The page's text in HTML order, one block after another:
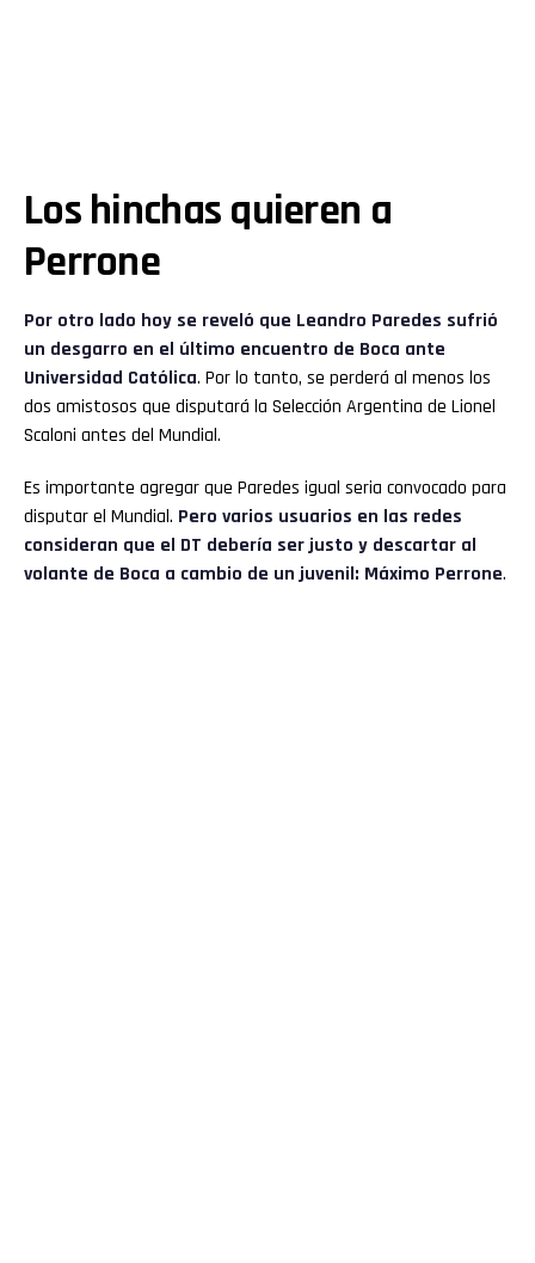
Los hinchas quieren a
Perrone
Por otro lado hoy se reveló que Leandro Paredes sufrió
un desgarro en el último encuentro de Boca ante
Universidad Católica. Por lo tanto, se perderá al menos los
dos amistosos que disputará la Selección Argentina de Lionel
Scaloni antes del Mundial.
Es importante agregar que Paredes igual seria convocado para
disputar el Mundial. Pero varios usuarios en las redes
consideran que el DT debería ser justo y descartar al
volante de Boca a cambio de un juvenil: Máximo Perrone.